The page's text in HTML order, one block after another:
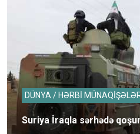
DÜNYA / HƏRBİ
Suriya İraqla sərhədə